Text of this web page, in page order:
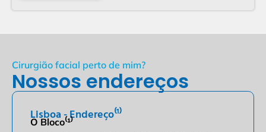
Cirurgião facial perto de mim?
Nossos endereços
Lisboa - Endereço⁽¹⁾
O Bloco⁽¹⁾